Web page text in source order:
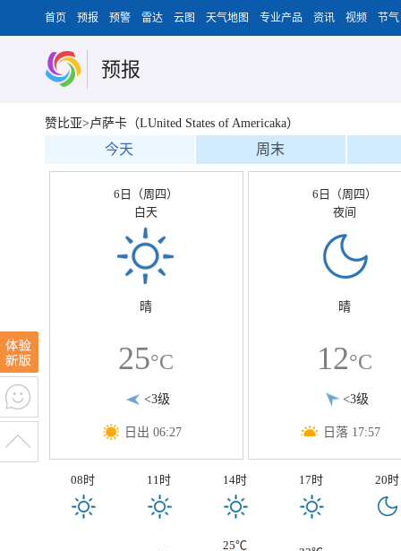
首页 预报 预警 雷达 云图 天气地图 专业产品 资讯 视频 节气
预报
赞比亚>卢萨卡（LUnited States of Americaka）
今天 周末
6日（周四）
白天
晴
25°C
<3级
日出 06:27
6日（周四）
夜间
晴
12°C
<3级
日落 17:57
08时 11时 14时 17时 20时
25℃